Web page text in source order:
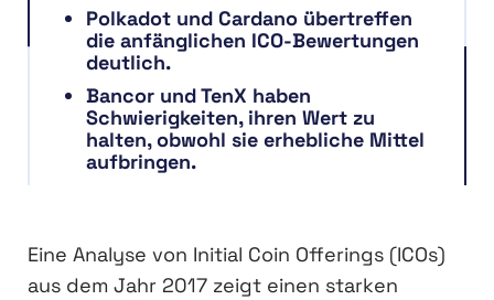
Polkadot und Cardano übertreffen
die anfänglichen ICO-Bewertungen
deutlich.
Bancor und TenX haben
Schwierigkeiten, ihren Wert zu
halten, obwohl sie erhebliche Mittel
aufbringen.
Eine Analyse von Initial Coin Offerings (ICOs)
aus dem Jahr 2017 zeigt einen starken